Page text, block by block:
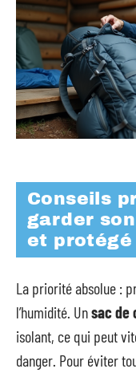
Conseils
garder
et protégé
La priorité absolue :
l’humidité. Unsac de
isolant, ce qui peut
danger. Pour éviter